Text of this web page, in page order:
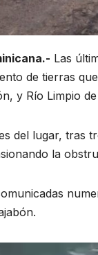
Las
de tierras
y Río Limpio
del lugar, tras
la